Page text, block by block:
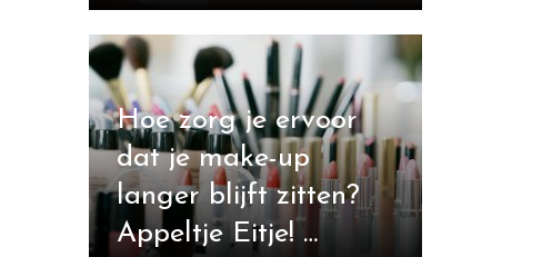
Hoe zorg je ervoor
dat je make-up
langer blijft zitten?
Appeltje Eitje! …